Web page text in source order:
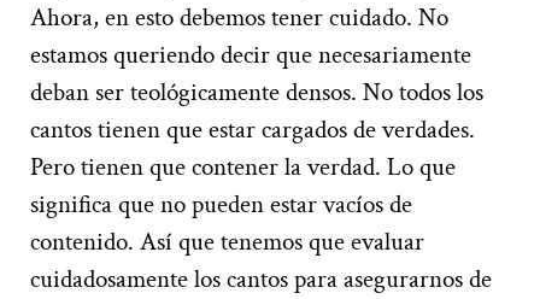
Ahora, en esto debemos tener cuidado. No
estamos queriendo decir que necesariamente
deban ser teológicamente densos. No todos los
cantos tienen que estar cargados de verdades.
Pero tienen que contener la verdad. Lo que
significa que no pueden estar vacíos de
contenido. Así que tenemos que evaluar
cuidadosamente los cantos para asegurarnos de